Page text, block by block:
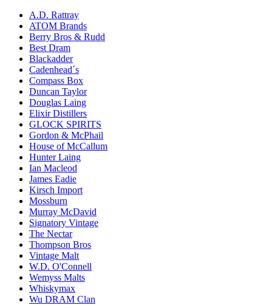
A.D. Rattray
ATOM Brands
Berry Bros & Rudd
Best Dram
Blackadder
Cadenhead´s
Compass Box
Duncan Taylor
Douglas Laing
Elixir Distillers
GLOCK SPIRITS
Gordon & McPhail
House of McCallum
Hunter Laing
Ian Macleod
James Eadie
Kirsch Import
Mossburn
Murray McDavid
Signatory Vintage
The Nectar
Thompson Bros
Vintage Malt
W.D. O'Connell
Wemyss Malts
Whiskymax
Wu DRAM Clan